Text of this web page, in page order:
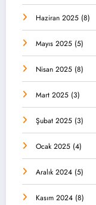
Haziran 2025 (8)
Mayıs 2025 (5)
Nisan 2025 (8)
Mart 2025 (3)
Şubat 2025 (3)
Ocak 2025 (4)
Aralık 2024 (5)
Kasım 2024 (8)